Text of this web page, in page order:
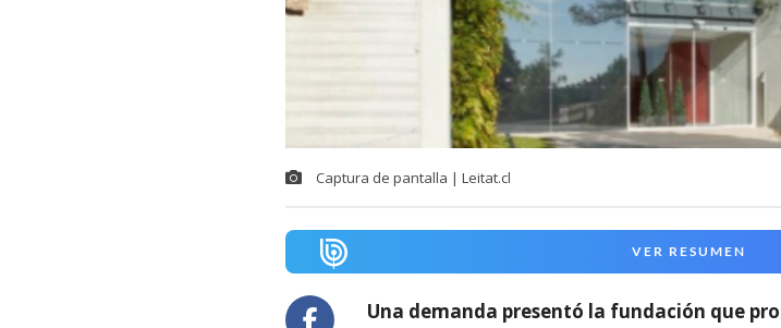
Captura de pantalla | Leitat.cl
VER RESUMEN
Una demanda presentó la fundación que